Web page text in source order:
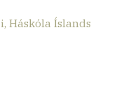
Háskóla Íslands